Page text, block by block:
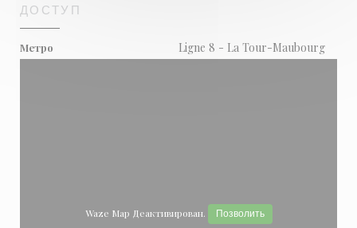
ДОСТУП
Метро Ligne 8 - La Tour-Maubourg
Waze Map Деактивирован. Позволить